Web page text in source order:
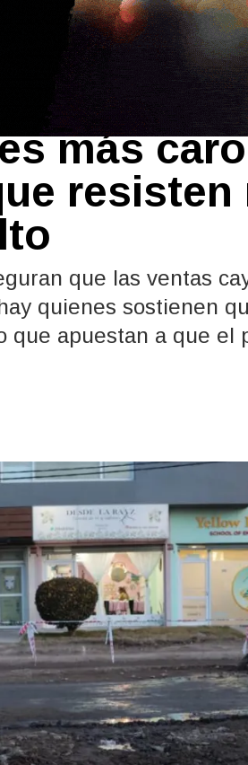
más
resisten
que las ventas
quienes sostienen
que apuestan a que el